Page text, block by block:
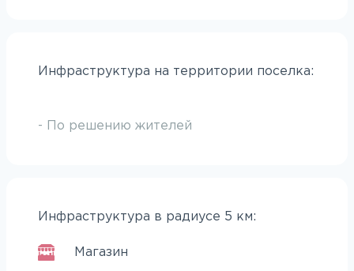
Инфраструктура на территории поселка:
- По решению жителей
Инфраструктура в радиусе 5 км:
Магазин